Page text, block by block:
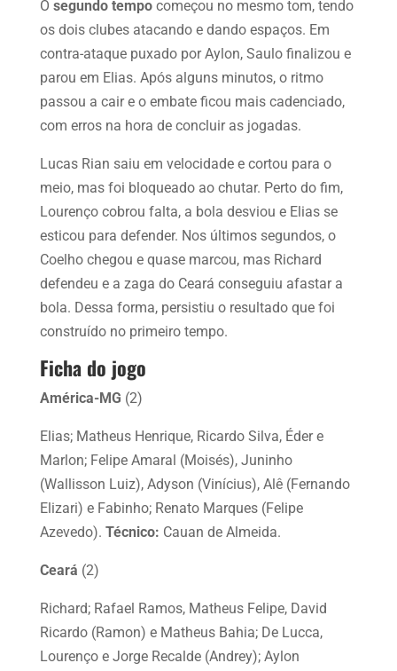
O segundo tempocomeçou no mesmo tom, tendo
os dois clubes atacando e dando espaços. Em
contra-ataque puxado por Aylon, Saulo finalizou e
parou em Elias. Após alguns minutos, o ritmo
passou a cair e o embate ficou mais cadenciado,
com erros na hora de concluir as jogadas.
Lucas Rian saiu em velocidade e cortou para o
meio, mas foi bloqueado ao chutar. Perto do fim,
Lourenço cobrou falta, a bola desviou e Elias se
esticou para defender. Nos últimos segundos, o
Coelho chegou e quase marcou, mas Richard
defendeu e a zaga do Ceará conseguiu afastar a
bola. Dessa forma, persistiu o resultado que foi
construído no primeiro tempo.
Ficha do jogo
América-MG (2)
Elias; Matheus Henrique, Ricardo Silva, Éder e
Marlon; Felipe Amaral (Moisés), Juninho
(Wallisson Luiz), Adyson (Vinícius), Alê (Fernando
Elizari) e Fabinho; Renato Marques (Felipe
Azevedo). Técnico: Cauan de Almeida.
Ceará (2)
Richard; Rafael Ramos, Matheus Felipe, David
Ricardo (Ramon) e Matheus Bahia; De Lucca,
Lourenço e Jorge Recalde (Andrey); Aylon